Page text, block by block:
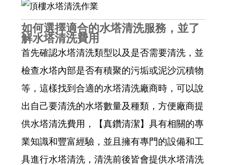
如何選擇適合的水塔清洗服務，並了
解水塔清洗費用
首先確認水塔清洗類型以及是否需要清洗，並
檢查水塔內部是否有積聚的污垢或泥沙沉積物
等，這樣找到合適的水塔清洗廠商時，可以說
出自己要清洗的水塔數量及種類，方便廠商提
供水塔清洗費用，【真鑽清潔】具有相關的專
業知識和豐富經驗，並且擁有專門的設備和工
具進行水塔清洗，清洗前後皆會提供水塔清洗